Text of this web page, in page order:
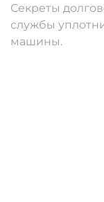
Секреты
службы
машины.